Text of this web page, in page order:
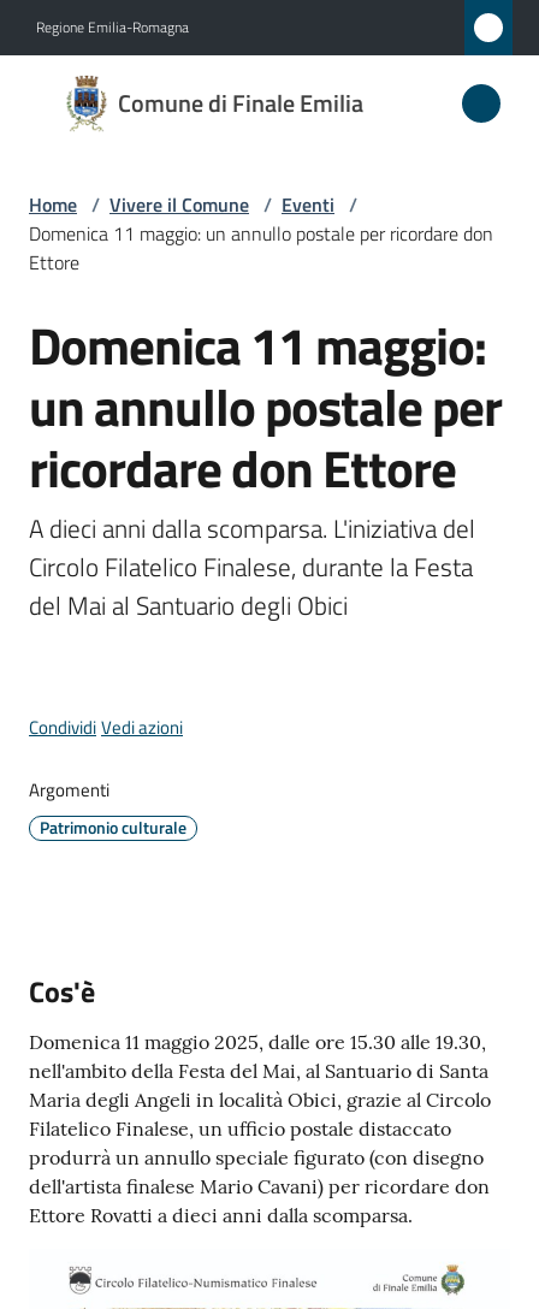
Regione Emilia-Romagna
Comune di Finale Emilia
Comune
di
Emilia
Novità
Servizi
Vivere
il
Comune
Menu selezionato
appuntamento
A
l
m
t
e
o
Sportello
telematico
Home / Vivere il Comune / Eventi /
Domenica 11 maggio: un annullo postale per ricordare don
Ettore
Salta al contenuto
Domenica 11 maggio:
un annullo postale per
ricordare don Ettore
A dieci anni dalla scomparsa. L'iniziativa del
Circolo Filatelico Finalese, durante la Festa
del Mai al Santuario degli Obici
CondividiVedi azioni
Argomenti
Patrimonio culturale
Cos'è
Domenica 11 maggio 2025, dalle ore 15.30 alle 19.30,
nell'ambito della Festa del Mai, al Santuario di Santa
Maria degli Angeli in località Obici, grazie al Circolo
Filatelico Finalese, un ufficio postale distaccato
produrrà un annullo speciale figurato (con disegno
dell'artista finalese Mario Cavani) per ricordare don
Ettore Rovatti a dieci anni dalla scomparsa.